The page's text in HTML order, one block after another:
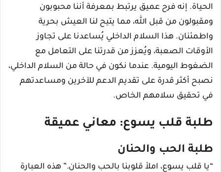
الحياة. إنه فرح عميق يرتبط بمعرفة أننا محبوبون
ومقبولون من قبل الله، مما يتيح لنا العيش بحرية
واطمئنان. هذا السلام الداخلي يُساعدنا على تجاوز
الأوقات الصعبة، ويُعزز من قدرتنا على التعامل مع
الضغوط اليومية. عندما نكون في حالة من السلام الداخلي،
نصبح أكثر قدرة على تقديم الدعم للآخرين ومساعدتهم
في تحقيق سلامهم الخاص.
طلبة قلب يسوع: معاني عميقة
طلبة الحب والحنان
“يا قلب يسوع، املأ قلوبنا بالحب والحنان.” هذه العبارة